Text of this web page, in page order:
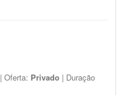
| Oferta: Privado | Duração